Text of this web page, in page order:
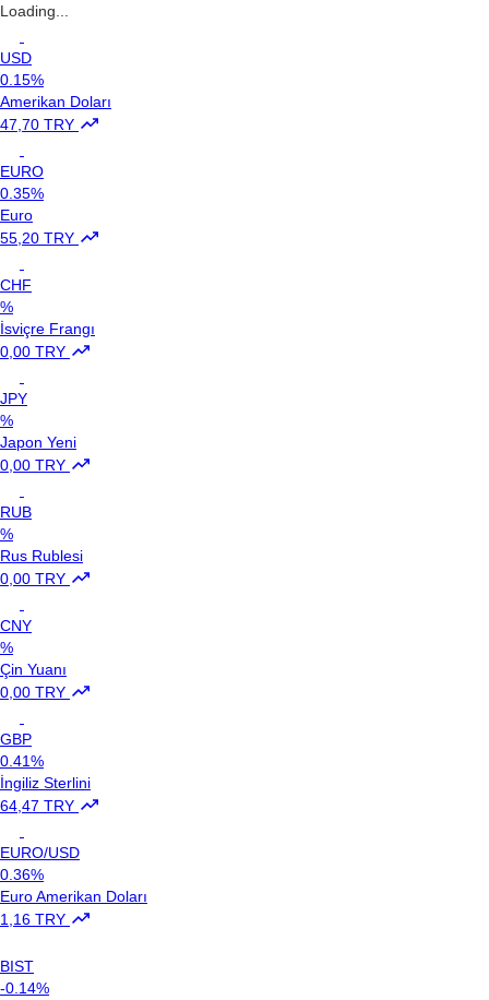
Loading...
USD
0.15%
Amerikan Doları
47,70 TRY
EURO
0.35%
Euro
55,20 TRY
CHF
%
İsviçre Frangı
0,00 TRY
JPY
%
Japon Yeni
0,00 TRY
RUB
%
Rus Rublesi
0,00 TRY
CNY
%
Çin Yuanı
0,00 TRY
GBP
0.41%
İngiliz Sterlini
64,47 TRY
EURO/USD
0.36%
Euro Amerikan Doları
1,16 TRY
BIST
-0.14%